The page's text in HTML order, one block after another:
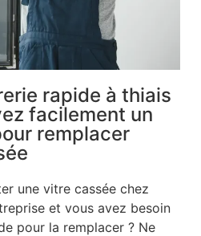
rapide à thiais
facilement un
remplacer
une vitre cassée chez
et vous avez besoin
pour la remplacer ? Ne